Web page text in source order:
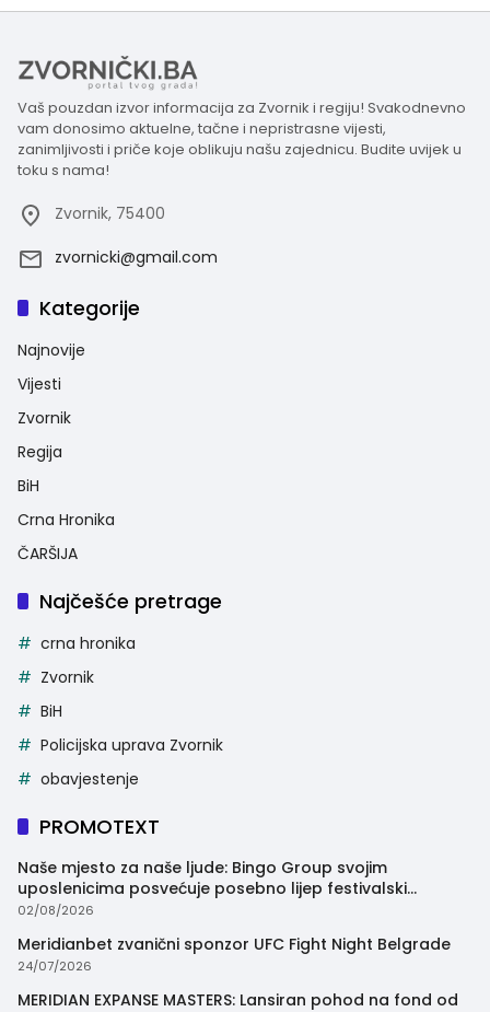
Vaš pouzdan izvor informacija za Zvornik i regiju! Svakodnevno
vam donosimo aktuelne, tačne i nepristrasne vijesti,
zanimljivosti i priče koje oblikuju našu zajednicu. Budite uvijek u
toku s nama!
Zvornik, 75400
zvornicki@gmail.com
Kategorije
Najnovije
Vijesti
Zvornik
Regija
BiH
Crna Hronika
ČARŠIJA
Najčešće pretrage
crna hronika
Zvornik
BiH
Policijska uprava Zvornik
obavjestenje
PROMOTEXT
Naše mjesto za naše ljude: Bingo Group svojim
uposlenicima posvećuje posebno lijep festivalski
trenutak
02/08/2026
Meridianbet zvanični sponzor UFC Fight Night Belgrade
24/07/2026
MERIDIAN EXPANSE MASTERS: Lansiran pohod na fond od